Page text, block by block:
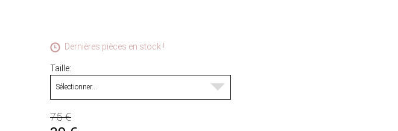
Dernières pièces en stock !
Taille
75 €